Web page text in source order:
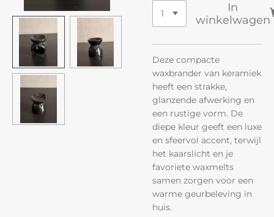
In
winkelwagen
Deze compacte
waxbrander van keramiek
heeft een strakke,
glanzende afwerking en
een rustige vorm. De
diepe kleur geeft een luxe
en sfeervol accent, terwijl
het kaarslicht en je
favoriete waxmelts
samen zorgen voor een
warme geurbeleving in
huis.